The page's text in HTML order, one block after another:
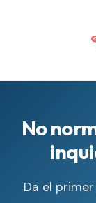
No
Da el